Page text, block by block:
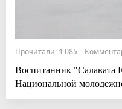
Прочитали: 1 085
Воспитанник "Салавата
Национальной